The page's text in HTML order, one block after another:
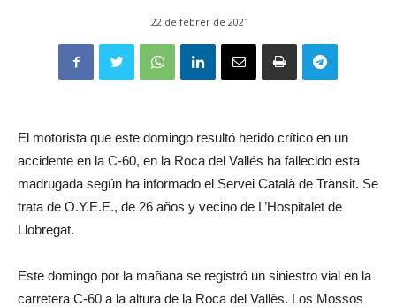
22 de febrer de 2021
El motorista que este domingo resultó herido crítico en un
accidente en la C-60, en la Roca del Vallés ha fallecido esta
madrugada según ha informado el Servei Català de Trànsit. Se
trata de O.Y.E.E., de 26 años y vecino de L’Hospitalet de
Llobregat.
Este domingo por la mañana se registró un siniestro vial en la
carretera C-60 a la altura de la Roca del Vallès. Los Mossos